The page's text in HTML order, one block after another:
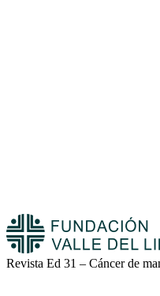
Revista Ed 31 – Cáncer de